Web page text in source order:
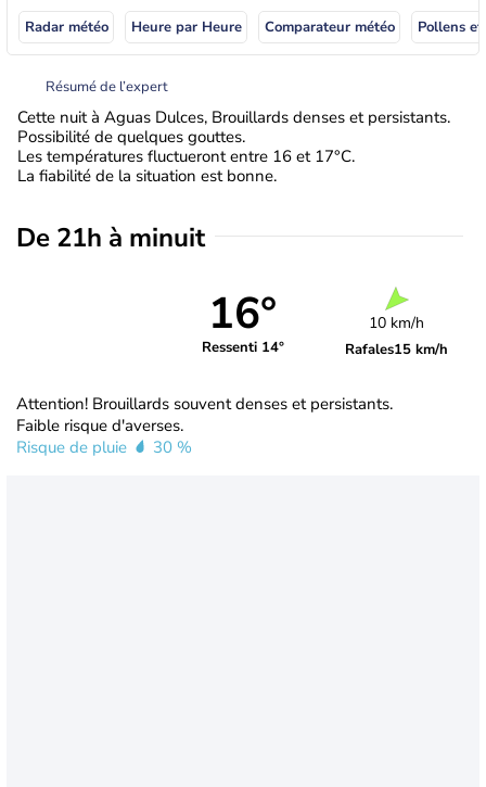
Radar météo Heure par Heure Comparateur météo Pollens
Résumé de l’expert
Cette nuit à Aguas Dulces, Brouillards denses et persistants.
Possibilité de quelques gouttes.
Les températures fluctueront entre 16 et 17°C.
La fiabilité de la situation est bonne.
De 21h à minuit
16°
Ressenti 14°
10 km/h
Rafales15 km/h
Attention! Brouillards souvent denses et persistants.
Faible risque d'averses.
Risque de pluie
30 %